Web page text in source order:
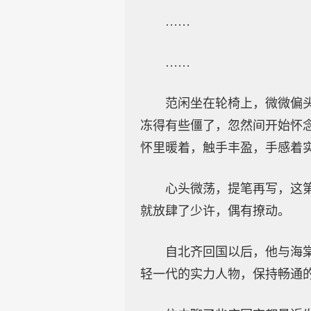
……
……
范闲坐在轮椅上，微微偏
冻得有些僵了，忽然间开始怀
怀里暖着，触手丰盈，手感着
心头微荡，提笔再写，这
就放肆了少许，偶有撩动。
自北齐回国以后，他与海
轻一代的实力人物，保持畅通